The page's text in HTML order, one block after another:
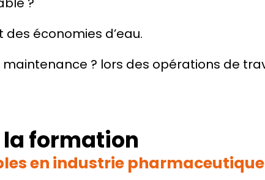
économies d’eau.
? lors des opérations de
formation
en industrie pharmaceutique